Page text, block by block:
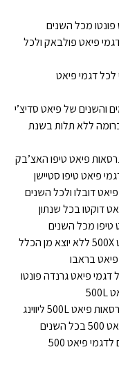
פונטו מכל השנים
פיאט פולבאק ולכל
לכל דגמי פיאט
והשנים של פיאט סדיצ’י
ללא תלות בשנת
פיאט טיפו האצ’בק
פיאט טיפו סטיישן
דובלו ולכל השנים
דוקטו בכל שנתון
טיפו מכל השנים
פיאט בראבו
דגמי פיאט גרנדה פונטו
פיאט 500 קבריולה- שירות מקצועי גם לדגמי פיאט 500